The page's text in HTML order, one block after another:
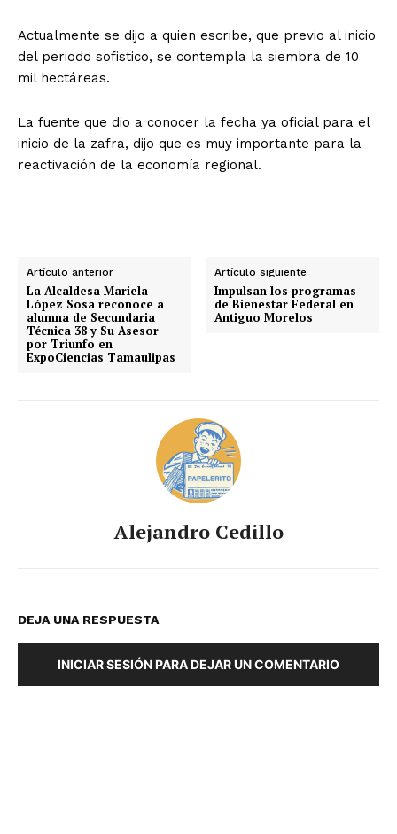
Actualmente se dijo a quien escribe, que previo al inicio
del periodo sofistico, se contempla la siembra de 10
mil hectáreas.
La fuente que dio a conocer la fecha ya oficial para el
inicio de la zafra, dijo que es muy importante para la
reactivación de la economía regional.
Artículo anterior
La Alcaldesa Mariela
López Sosa reconoce a
alumna de Secundaria
Técnica 38 y Su Asesor
por Triunfo en
ExpoCiencias Tamaulipas
Artículo siguiente
Impulsan los programas
de Bienestar Federal en
Antiguo Morelos
Alejandro Cedillo
DEJA UNA RESPUESTA
INICIAR SESIÓN PARA DEJAR UN COMENTARIO